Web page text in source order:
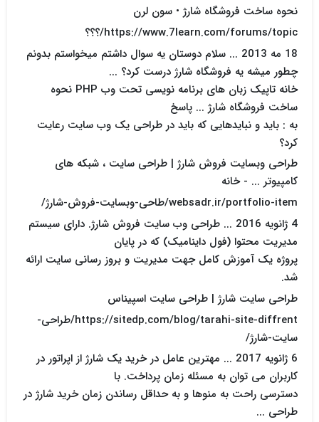
نحوه ساخت فروشگاه شارژ • سون لرن
https://www.7learn.com/forums/topic/؟؟؟
18 مه 2013 ... سلام دوستان یه سوال داشتم میخواستم بدونم
چطور میشه یه فروشگاه شارژ درست کرد؟ ...
خانه تاپیک زبان های برنامه نویسی تحت وب PHP نحوه
ساخت فروشگاه شارژ ... پاسخ
به : باید و نبایدهایی که باید در طراحی یک وب سایت رعایت
کرد؟
طراحی وبسایت فروش شارژ | طراحی سایت ، شبکه های
کامپیوتر ... - خانه
websadr.ir/portfolio-item/طاحی-وبسایت-فروش-شارژ/
4 ژانويه 2016 ... طراحی وب سایت فروش شارژ. دارای سیستم
مدیریت محتوا (فول داینامیک) که در پایان
پروژه یک آموزش کامل جهت مدیریت و بروز رسانی سایت ارائه
شد.
طراحی سایت شارژ | طراحی سایت اسپیناس
https://sitedp.com/blog/tarahi-site-diffrent/طراحی-
سایت-شارژ/
6 ژانويه 2017 ... مهترین عامل در خرید یک شارژ از اپراتور در
کاربران می توان به مسئله زمان پرداخت. با
دسترسی راحت به منوها و به حداقل رساندن زمان خرید شارژ در
طراحی ...